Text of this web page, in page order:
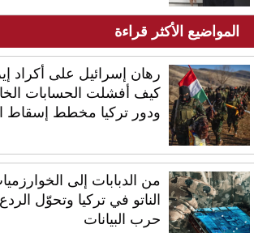
المواضيع الأكثر قراءة
رهان إسرائيل على أكراد
كيف أفشلت الحسابات
ودور تركيا مخطط إسقاط
من الدبابات إلى
الناتو في تركيا وتحوّل
حرب البيانات